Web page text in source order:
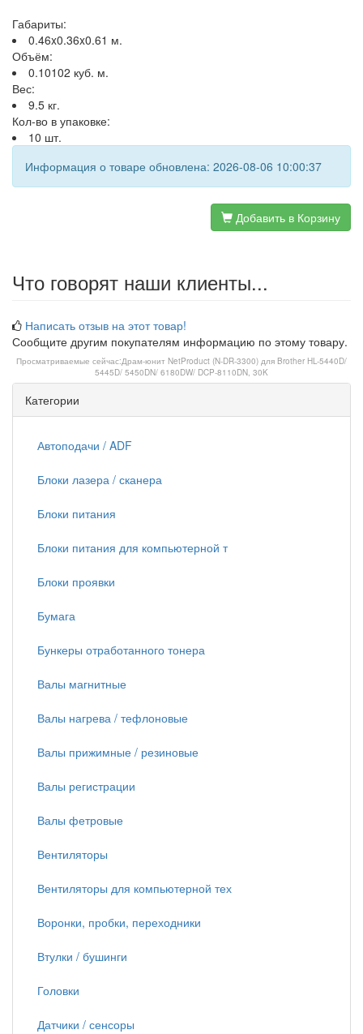
Габариты:
0.46x0.36x0.61 м.
Объём:
0.10102 куб. м.
Вес:
9.5 кг.
Кол-во в упаковке:
10 шт.
Информация о товаре обновлена: 2026-08-06 10:00:37
Добавить в Корзину
Что говорят наши клиенты...
Написать отзыв на этот товар!
Сообщите другим покупателям информацию по этому товару.
Просматриваемые сейчас:Драм-юнит NetProduct (N-DR-3300) для Brother HL-5440D/
5445D/ 5450DN/ 6180DW/ DCP-8110DN, 30K
Категории
Автоподачи / ADF
Блоки лазера / сканера
Блоки питания
Блоки питания для компьютерной т
Блоки проявки
Бумага
Бункеры отработанного тонера
Валы магнитные
Валы нагрева / тефлоновые
Валы прижимные / резиновые
Валы регистрации
Валы фетровые
Вентиляторы
Вентиляторы для компьютерной тех
Воронки, пробки, переходники
Втулки / бушинги
Головки
Датчики / сенсоры